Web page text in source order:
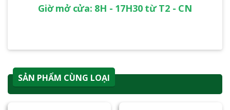
Giờ mở cửa: 8H - 17H30 từ T2 - CN
SẢN PHẨM CÙNG LOẠI